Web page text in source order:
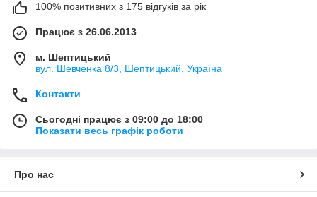
100% позитивних з 175 відгуків за рік
Працює з 26.06.2013
м. Шептицький
вул. Шевченка 8/3, Шептицький, Україна
Контакти
Сьогодні працює з 09:00 до 18:00
Показати весь графік роботи
Про нас